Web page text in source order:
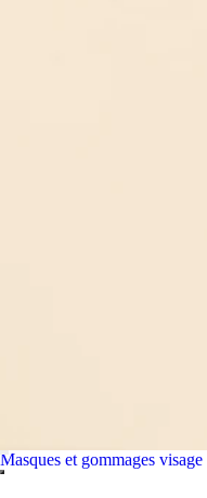
Masques et gommages visage